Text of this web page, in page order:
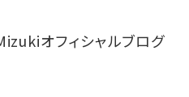
オフィシャルブログ